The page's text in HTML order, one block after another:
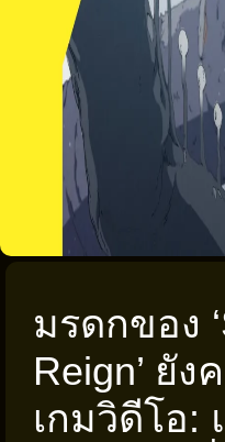
มรดกของ
Reign’ ยัง
เกมวิดีโอ: